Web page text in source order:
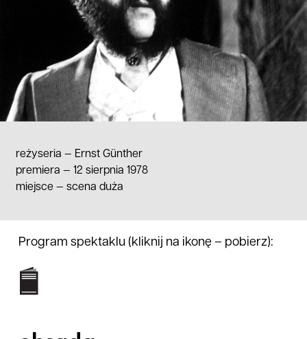
reżyseria — Ernst Günther
premiera — 12 sierpnia 1978
miejsce — scena duża
Program spektaklu (kliknij na ikonę – pobierz):